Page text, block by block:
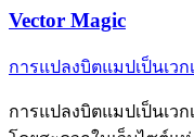
Vector Magic
การแปลงบิตแมปเป็นเวก
การแปลงบิตแมปเป็นเว